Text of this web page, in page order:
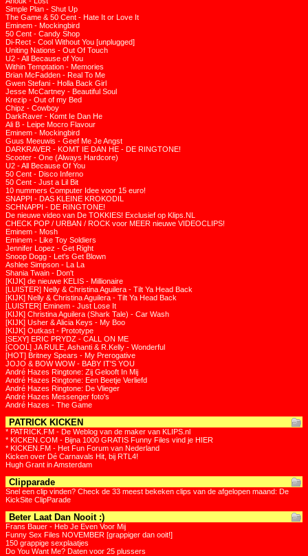
Simple Plan - Shut Up
The Game & 50 Cent - Hate It or Love It
Eminem - Mockingbird
50 Cent - Candy Shop
Di-Rect - Cool Without You [unplugged]
Uniting Nations - Out Of Touch
U2 - All Because of You
Within Temptation - Memories
Brian McFadden - Real To Me
Gwen Stefani - Holla Back Girl
Jesse McCartney - Beautiful Soul
Krezip - Out of my Bed
Chipz - Cowboy
DarkRaver - Komt Ie Dan He
Ali B - Leipe Mocro Flavour
Eminem - Mockingbird
Guus Meeuwis - Geef Me Je Angst
DARKRAVER - KOMT IE DAN HE - DE RINGTONE!
Scooter - One (Always Hardcore)
U2 - All Because Of You
50 Cent - Disco Inferno
50 Cent - Just a Lil Bit
10 nummers Computer Idee voor 15 euro!
SNAPPI - DAS KLEINE KROKODIL
SCHNAPPI - DE RINGTONE!
De nieuwe video van De TOKKIES! Exclusief op Klips.NL
CHECK POP / URBAN / ROCK voor MEER nieuwe VIDEOCLIPS!
Eminem - Mosh
Eminem - Like Toy Soldiers
Jennifer Lopez - Get Right
Snoop Dogg - Let's Get Blown
Ashlee Simpson - La La
Shania Twain - Don't
[KIJK] de nieuwe KELIS - Millionaire
[LUISTER] Nelly & Christina Aguilera - Tilt Ya Head Back
[KIJK] Nelly & Christina Aguilera - Tilt Ya Head Back
[LUISTER] Eminem - Just Lose It
[KIJK] Christina Aguilera (Shark Tale) - Car Wash
[KIJK] Usher & Alicia Keys - My Boo
[KIJK] Outkast - Prototype
[SEXY] ERIC PRYDZ - CALL ON ME
[COOL] JA RULE, Ashanti & R.Kelly - Wonderful
[HOT] Britney Spears - My Prerogative
JOJO & BOW WOW - BABY IT'S YOU
André Hazes Ringtone: Zij Gelooft In Mij
André Hazes Ringtone: Een Beetje Verliefd
André Hazes Ringtone: De Vlieger
André Hazes Messenger foto's
André Hazes - The Game
PATRICK KICKEN
* PATRICK.FM - De Weblog van de maker van KLIPS.nl
* KICKEN.COM - Bijna 1000 GRATIS Funny Files vind je HIER
* KICKEN.FM - Het Fun Forum van Nederland
Kicken over Dé Carnavals Hit, bij RTL4!
Hugh Grant in Amsterdam
Clipparade
Snel een clip vinden? Check de 33 meest bekeken clips van de afgelopen maand: De
KickSite ClipParade
Beter Laat Dan Nooit :)
Frans Bauer - Heb Je Even Voor Mij
Funny Sex Files NOVEMBER [grappiger dan ooit!]
150 grappige sexplaatjes
Do You Want Me? Daten voor 25 plussers